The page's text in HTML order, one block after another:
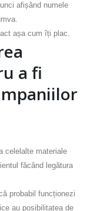
afișând numele
așa cum îți plac.
a fi
celelalte materiale
făcând legătura
probabil funcționezi
au posibilitatea de